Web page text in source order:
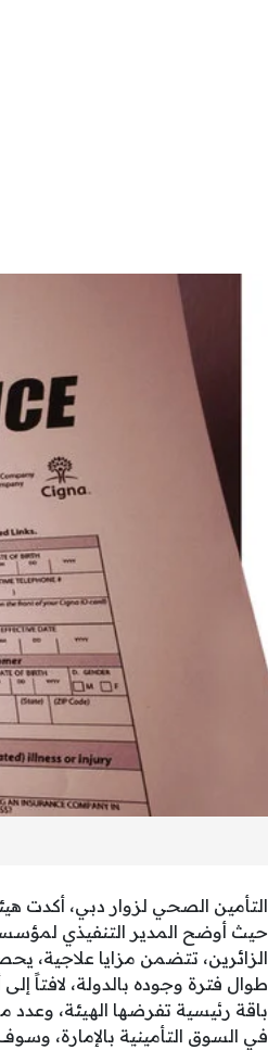
التأمين الصحي لزوار دبي، أكدت
حيث أوضح المدير التنفيذي
الزائرين، تتضمن مزايا علاجية،
باقة رئيسية تفرضها الهيئة،
في السوق التأمينية بالإمارة،